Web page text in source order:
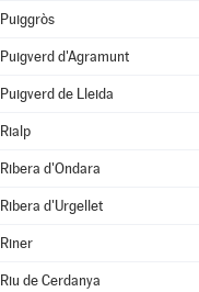
Puiggròs
Puigverd d'Agramunt
Puigverd de Lleida
Rialp
Ribera d'Ondara
Ribera d'Urgellet
Riner
Riu de Cerdanya